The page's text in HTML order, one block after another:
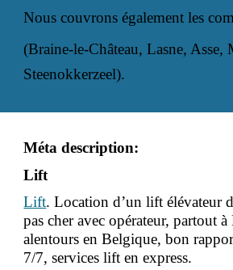
Nous couvrons également les
(Braine-le-Château, Lasne, Asse,
Steenokkerzeel).
Méta description:
Lift
Lift. Location d’un lift élévateur
pas cher avec opérateur, partout
alentours en Belgique, bon
7/7, services lift en express.